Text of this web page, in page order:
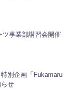
ツ事業部講習会開催
別企画「Fukamaru
せ